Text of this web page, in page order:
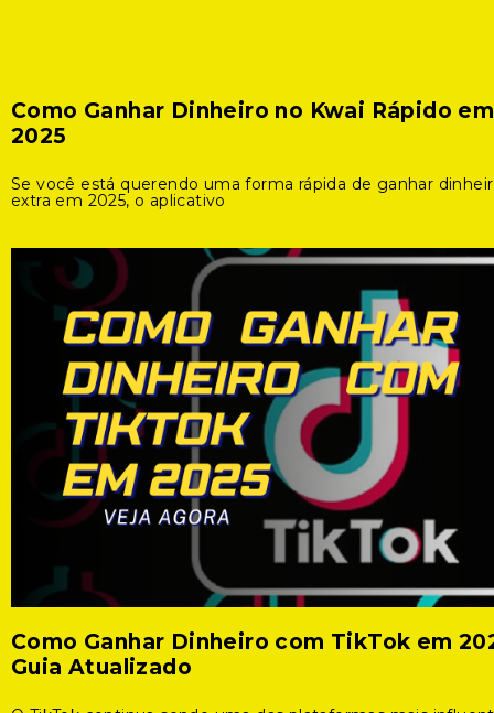
Como Ganhar Dinheiro no Kwai Rápido em
2025
Se você está querendo uma forma rápida de ganhar
extra em 2025, o aplicativo
Como Ganhar Dinheiro com TikTok em
Guia Atualizado